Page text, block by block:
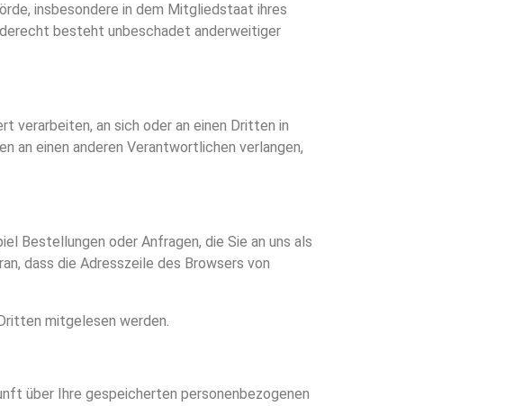
insbesondere in dem Mitgliedstaat ihres
besteht unbeschadet anderweitiger
verarbeiten, an sich oder an einen Dritten in
an einen anderen Verantwortlichen verlangen,
Bestellungen oder Anfragen, die Sie an uns als
dass die Adresszeile des Browsers von
mitgelesen werden.
über Ihre gespeicherten personenbezogenen